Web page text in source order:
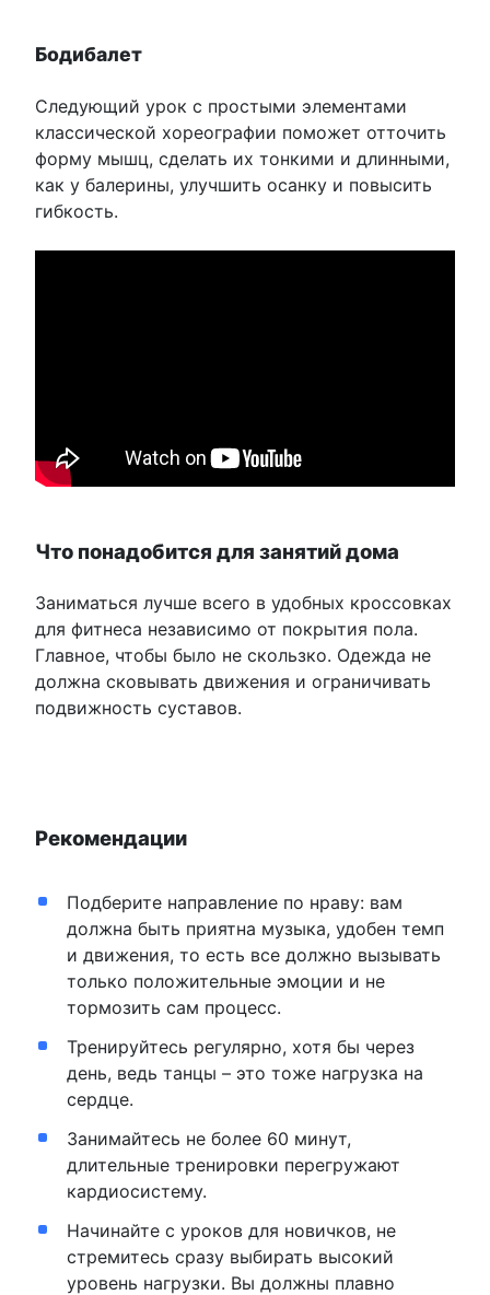
Бодибалет
Следующий урок с простыми элементами
классической хореографии поможет отточить
форму мышц, сделать их тонкими и длинными,
как у балерины, улучшить осанку и повысить
гибкость.
Что понадобится для занятий дома
Заниматься лучше всего в удобных кроссовках
для фитнеса независимо от покрытия пола.
Главное, чтобы было не скользко. Одежда не
должна сковывать движения и ограничивать
подвижность суставов.
Рекомендации
Подберите направление по нраву: вам
должна быть приятна музыка, удобен темп
и движения, то есть все должно вызывать
только положительные эмоции и не
тормозить сам процесс.
Тренируйтесь регулярно, хотя бы через
день, ведь танцы – это тоже нагрузка на
сердце.
Занимайтесь не более 60 минут,
длительные тренировки перегружают
кардиосистему.
Начинайте с уроков для новичков, не
стремитесь сразу выбирать высокий
уровень нагрузки. Вы должны плавно